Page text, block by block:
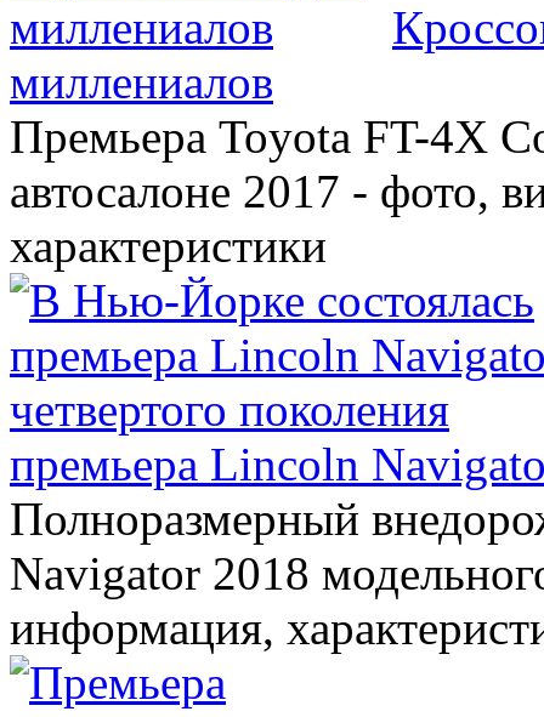
миллениалов
Премьера Toyota FT-4X
автосалоне 2017 - фото,
характеристики
премьера Lincoln
Полноразмерный
Navigator 2018
информация,